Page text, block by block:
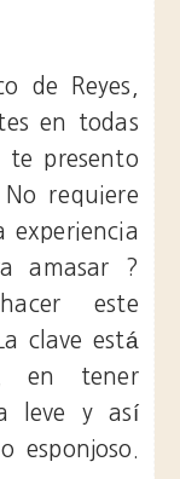
de Reyes,
en todas
te presento
requiere
experiencia
amasar ?
este
clave está
en tener
leve y así
esponjoso.